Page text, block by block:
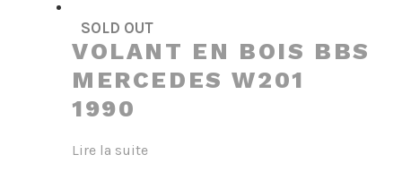
SOLD OUT
VOLANT EN BOIS BBS
MERCEDES W201
1990
Lire la suite